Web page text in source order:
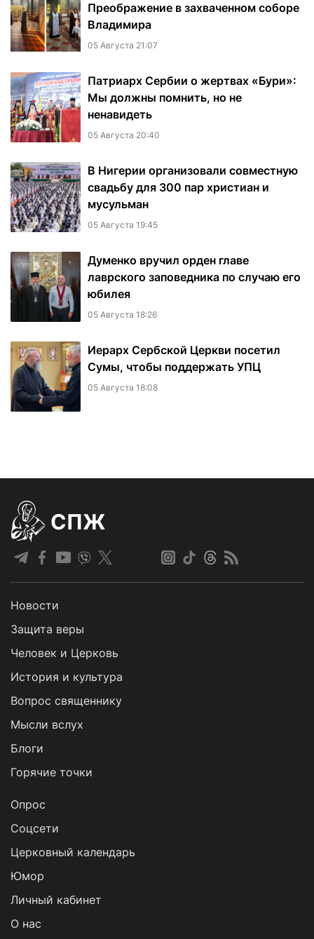
Преображение в захваченном соборе
Владимира
05 Августа 21:07
Патриарх Сербии о жертвах «Бури»:
Мы должны помнить, но не
ненавидеть
05 Августа 20:40
В Нигерии организовали совместную
свадьбу для 300 пар христиан и
мусульман
05 Августа 19:45
Думенко вручил орден главе
лаврского заповедника по случаю его
юбилея
05 Августа 18:26
Иерарх Сербской Церкви посетил
Сумы, чтобы поддержать УПЦ
05 Августа 18:08
СПЖ
Новости
Защита веры
Человек и Церковь
История и культура
Вопрос священнику
Мысли вслух
Блоги
Горячие точки
Опрос
Cоцсети
Церковный календарь
Юмор
Личный кабинет
О нас